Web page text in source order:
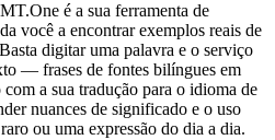
é a sua ferramenta de
você a encontrar exemplos reais de
digitar uma palavra e o serviço
— frases de fontes bilíngues em
a sua tradução para o idioma de
nuances de significado e o uso
ou uma expressão do dia a dia.